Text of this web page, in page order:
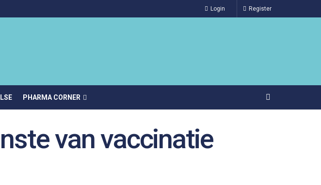
Login Register
PHARMA CORNER
van vaccinatie